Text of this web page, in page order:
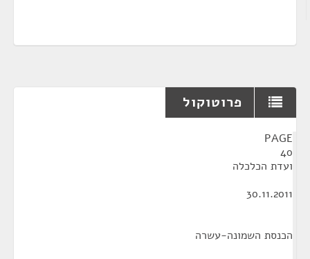
פרוטוקול
PAGE
40
ועדת הכלכלה
30.11.2011
הכנסת השמונה-עשרה